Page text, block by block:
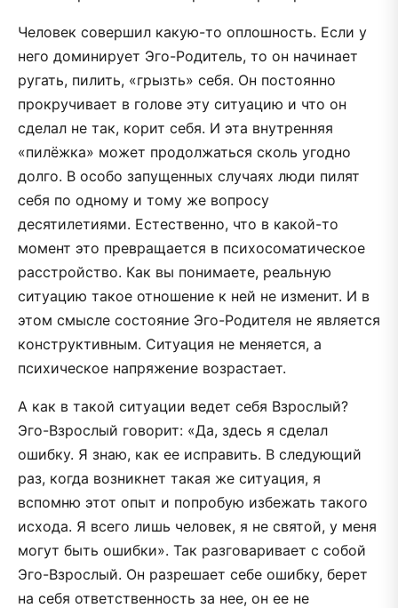
Человек совершил какую-то оплошность. Если у
него доминирует Эго-Родитель, то он начинает
ругать, пилить, «грызть» себя. Он постоянно
прокручивает в голове эту ситуацию и что он
сделал не так, корит себя. И эта внутренняя
«пилёжка» может продолжаться сколь угодно
долго. В особо запущенных случаях люди пилят
себя по одному и тому же вопросу
десятилетиями. Естественно, что в какой-то
момент это превращается в психосоматическое
расстройство. Как вы понимаете, реальную
ситуацию такое отношение к ней не изменит. И в
этом смысле состояние Эго-Родителя не является
конструктивным. Ситуация не меняется, а
психическое напряжение возрастает.
А как в такой ситуации ведет себя Взрослый?
Эго-Взрослый говорит: «Да, здесь я сделал
ошибку. Я знаю, как ее исправить. В следующий
раз, когда возникнет такая же ситуация, я
вспомню этот опыт и попробую избежать такого
исхода. Я всего лишь человек, я не святой, у меня
могут быть ошибки». Так разговаривает с собой
Эго-Взрослый. Он разрешает себе ошибку, берет
на себя ответственность за нее, он ее не